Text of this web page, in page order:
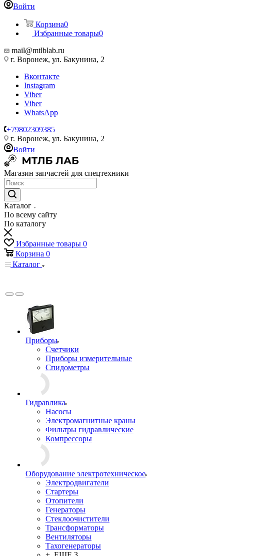
Войти
Корзина0
Избранные товары0
mail@mtlblab.ru
г. Воронеж, ул. Бакунина, 2
Вконтакте
Instagram
Viber
Viber
WhatsApp
+79802309385
г. Воронеж, ул. Бакунина, 2
Войти
Магазин запчастей для спецтехники
Каталог
По всему сайту
По каталогу
Избранные товары 0
Корзина 0
Каталог
Приборы
Счетчики
Приборы измерительные
Спидометры
Гидравлика
Насосы
Электромагнитные краны
Фильтры гидравлические
Компрессоры
Оборудование электротехническое
Электродвигатели
Стартеры
Отопители
Генераторы
Стеклоочистители
Трансформаторы
Вентиляторы
Тахогенераторы